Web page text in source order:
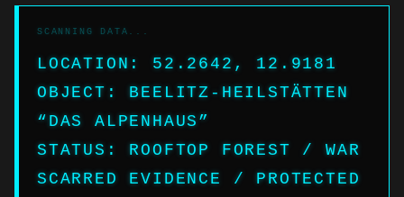
LOCATION: 52.2642, 12.9181
OBJECT: BEELITZ-HEILSTÄTTEN
“DAS ALPENHAUS”
STATUS: ROOFTOP FOREST / WAR
SCARRED EVIDENCE / PROTECTED